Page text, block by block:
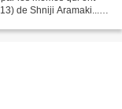
de Shniji Aramaki...